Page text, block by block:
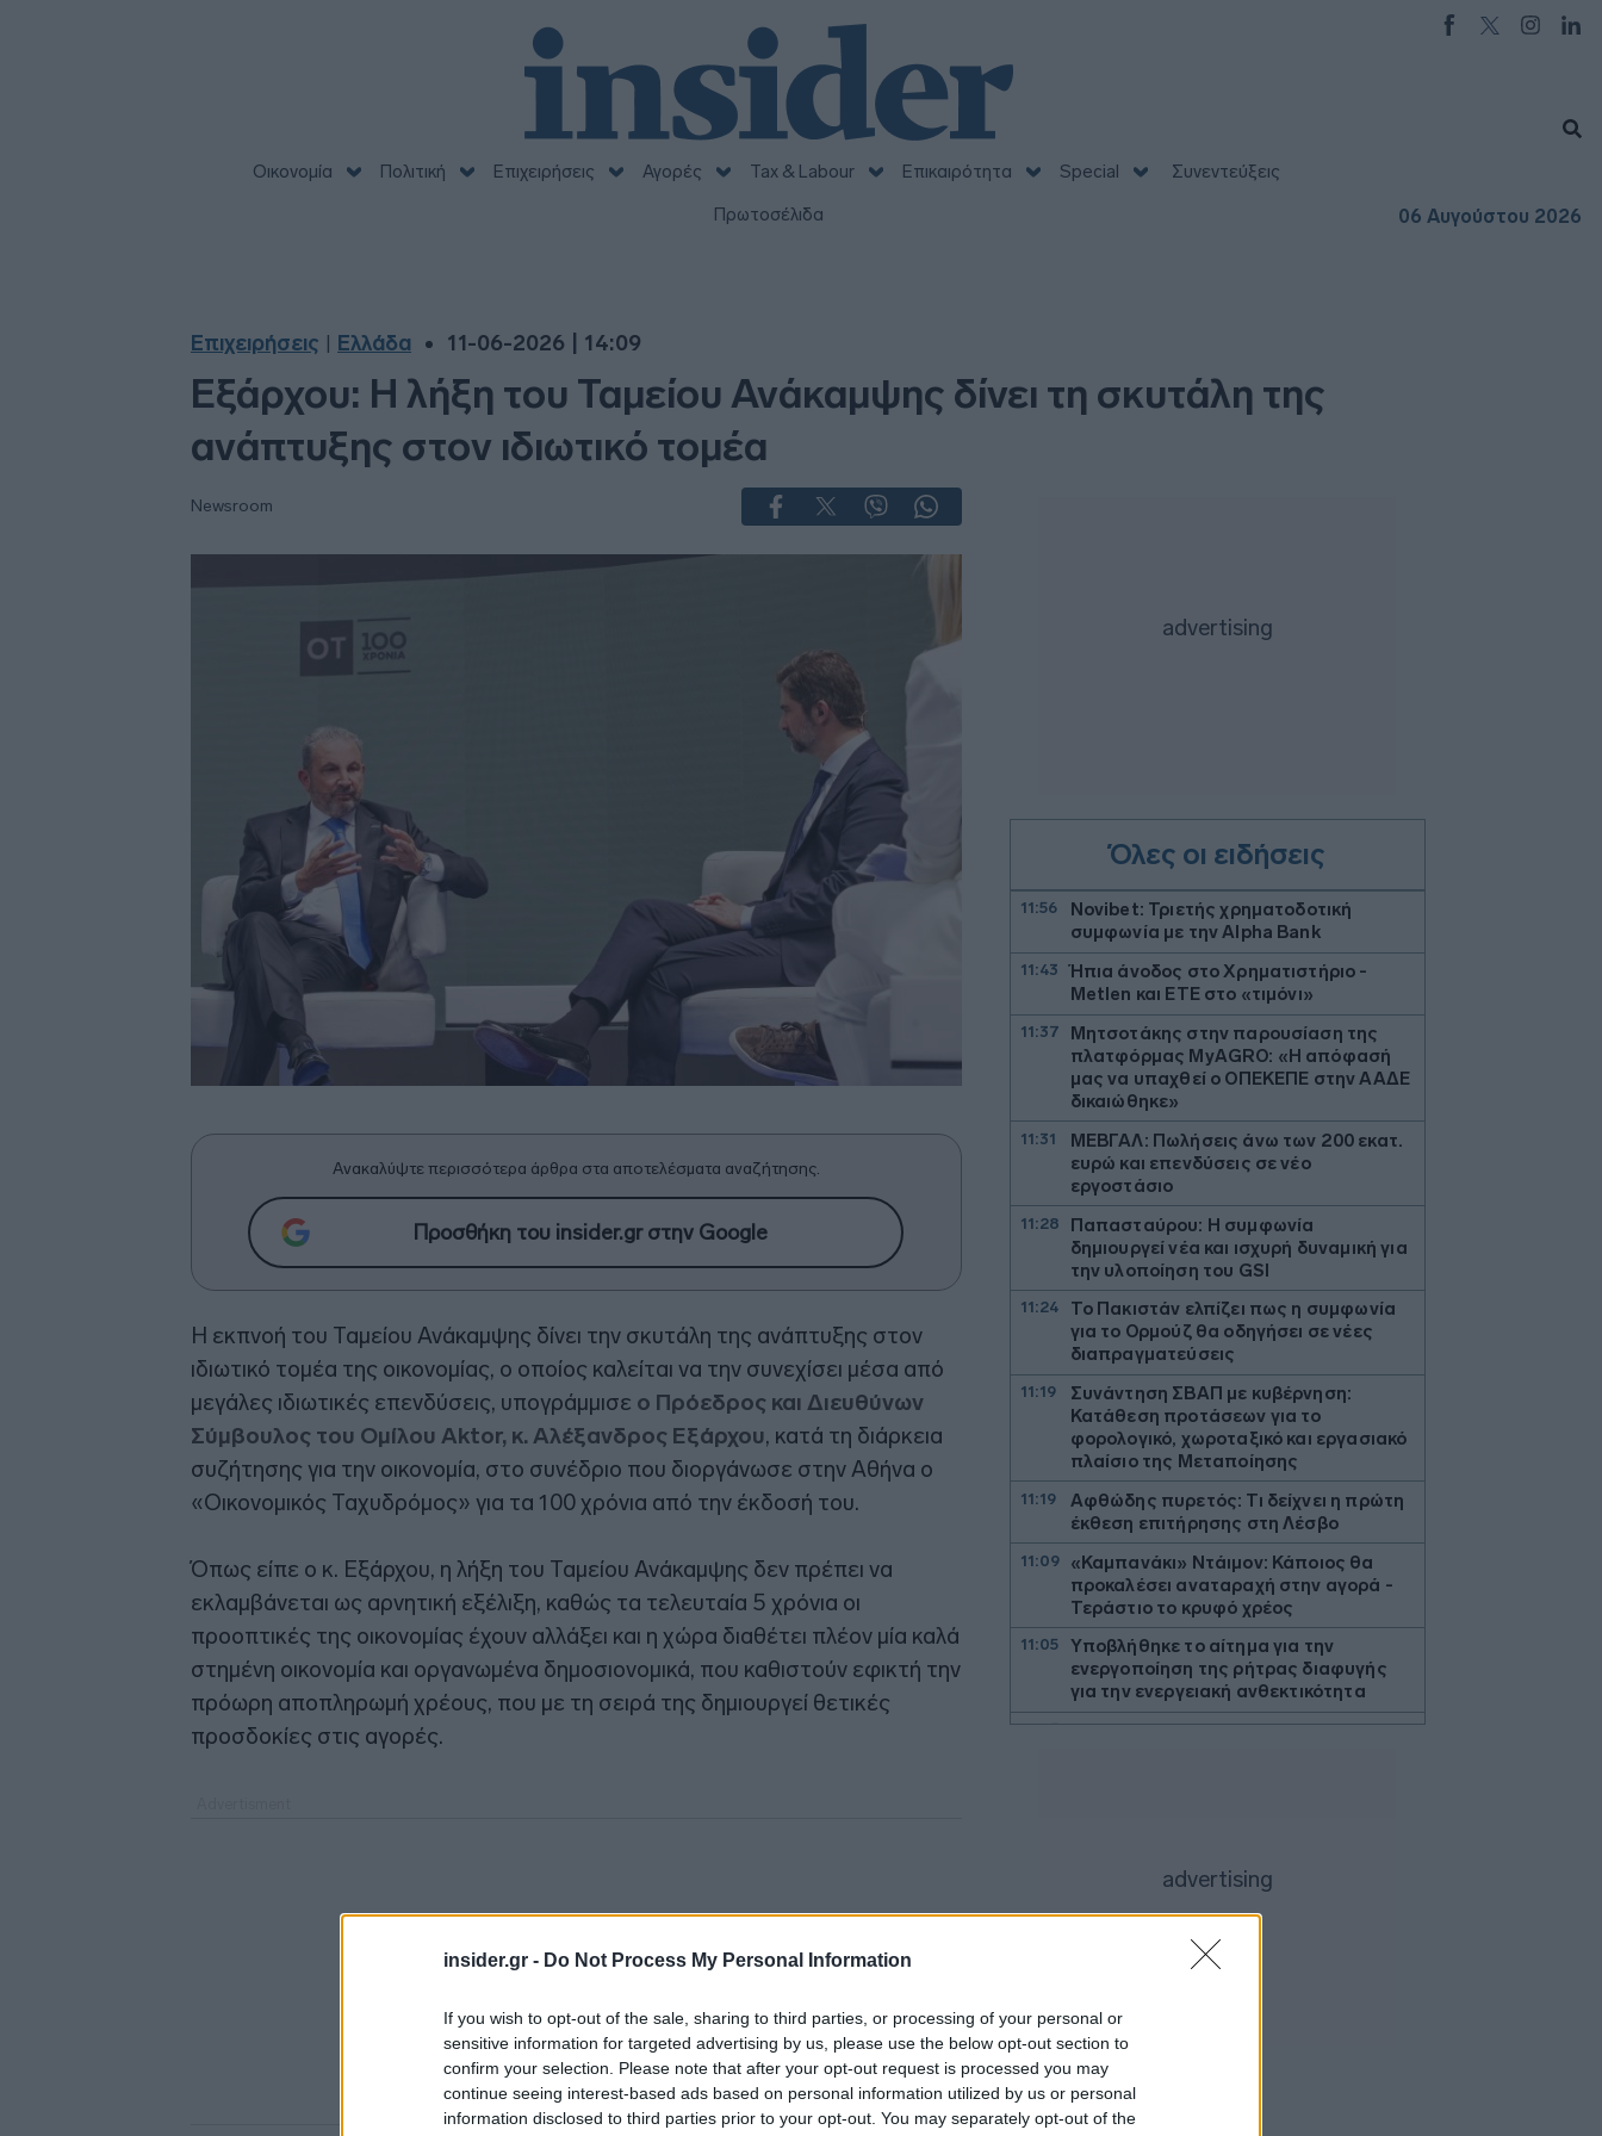
insider.gr - Do Not Process My Personal Information
If you wish to opt-out of the sale, sharing to third parties, or processing of your personal or
sensitive information for targeted advertising by us, please use the below opt-out section to
confirm your selection. Please note that after your opt-out request is processed you may
continue seeing interest-based ads based on personal information utilized by us or personal
information disclosed to third parties prior to your opt-out. You may separately opt-out of the
Οικονομία Πολιτική Επιχειρήσεις Αγορές Tax & Labour Επικαιρότητα Special
Συνεντεύξεις
Πρωτοσέλιδα
06 Αυγούστου 2026
Επιχειρήσεις Ελλάδα 11-06-2026 | 14:09
Εξάρχου: Η λήξη του Ταμείου Ανάκαμψης δίνει τη σκυτάλη της
ανάπτυξης στον ιδιωτικό τομέα
Newsroom
Ανακαλύψτε περισσότερα άρθρα στα αποτελέσματα αναζήτησης.
Προσθήκη του insider.gr στην Google
Η εκπνοή του Ταμείου Ανάκαμψης δίνει την σκυτάλη της ανάπτυξης στον
ιδιωτικό τομέα της οικονομίας, ο οποίος καλείται να την συνεχίσει μέσα από
μεγάλες ιδιωτικές επενδύσεις, υπογράμμισε ο Πρόεδρος και Διευθύνων
Σύμβουλος του Ομίλου Aktor, κ. Αλέξανδρος Εξάρχου, κατά τη διάρκεια
συζήτησης για την οικονομία, στο συνέδριο που διοργάνωσε στην Αθήνα ο
«Οικονομικός Ταχυδρόμος» για τα 100 χρόνια από την έκδοσή του.
Όπως είπε ο κ. Εξάρχου, η λήξη του Ταμείου Ανάκαμψης δεν πρέπει να
εκλαμβάνεται ως αρνητική εξέλιξη, καθώς τα τελευταία 5 χρόνια οι
προοπτικές της οικονομίας έχουν αλλάξει και η χώρα διαθέτει πλέον μία καλά
στημένη οικονομία και οργανωμένα δημοσιονομικά, που καθιστούν εφικτή την
πρόωρη αποπληρωμή χρέους, που με τη σειρά της δημιουργεί θετικές
προσδοκίες στις αγορές.
Όλες οι ειδήσεις
11:56
Novibet: Τριετής χρηματοδοτική
συμφωνία με την Alpha Bank
11:43
Ήπια άνοδος στο Χρηματιστήριο -
Metlen και ΕΤΕ στο «τιμόνι»
11:37
Μητσοτάκης στην παρουσίαση της
πλατφόρμας ΜyAGRO: «Η απόφασή
μας να υπαχθεί ο ΟΠΕΚΕΠΕ στην ΑΑΔΕ
δικαιώθηκε»
11:31
ΜΕΒΓΑΛ: Πωλήσεις άνω των 200 εκατ.
ευρώ και επενδύσεις σε νέο
εργοστάσιο
11:28
Παπασταύρου: Η συμφωνία
δημιουργεί νέα και ισχυρή δυναμική για
την υλοποίηση του GSI
11:24
Το Πακιστάν ελπίζει πως η συμφωνία
για το Ορμούζ θα οδηγήσει σε νέες
διαπραγματεύσεις
11:19
Συνάντηση ΣΒΑΠ με κυβέρνηση:
Κατάθεση προτάσεων για το
φορολογικό, χωροταξικό και εργασιακό
πλαίσιο της Μεταποίησης
11:19
Αφθώδης πυρετός: Τι δείχνει η πρώτη
έκθεση επιτήρησης στη Λέσβο
11:09
«Καμπανάκι» Ντάιμον: Κάποιος θα
προκαλέσει αναταραχή στην αγορά -
Τεράστιο το κρυφό χρέος
11:05
Υποβλήθηκε το αίτημα για την
ενεργοποίηση της ρήτρας διαφυγής
για την ενεργειακή ανθεκτικότητα
11:03 Οι ευρωπαϊκές αγορές κοντά σε
SoftBank: Πτώση 18% στα κέρδη, αλλά
και ByteDance
Google: Αλλάζει την ηγεσία του AI -
10:07 Δήμας: «Στο Εθνικό Πρόγραμμα
Ανάπτυξης η αναβάθμιση του
Αεροδρομίου Πάρου»
Jumbo: Άνοδος πωλήσεων 10% στην
Ελλάδα τον Ιούλιο - Στο +8% στο